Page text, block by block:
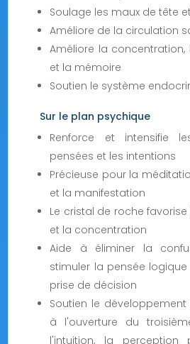
Soulage les maux de tête
Améliore de la circulation
Améliore la
et la mémoire
Soutien le système
Sur le plan psychique
Renforce et intensifie
pensées et les intentions
Précieuse pour la
et la manifestation
Le cristal de roche
et la concentration
Aide à éliminer la
stimuler la pensée
prise de décision
Soutien le
à l'ouverture du
l'intuition, la perception